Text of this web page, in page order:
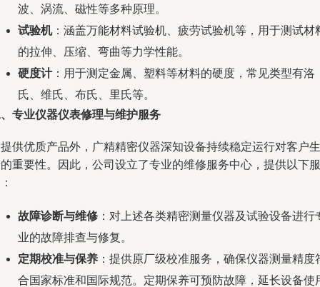
波、涡流、磁性等多种原理。
试验机：涵盖万能材料试验机、疲劳试验机等，用于测试材
的拉伸、压缩、弯曲等力学性能。
硬度计：用于测定金属、塑料等材料的硬度，常见类型有洛
氏、维氏、布氏、里氏等。
专业仪器仪表修理与维护服务
供优质产品外，广精精密仪器深知设备持续稳定运行对客户生
重要性。因此，公司设立了专业的维修服务中心，提供以下服
故障诊断与维修 ：对上述各类精密测量仪器及试验设备进行
业的故障排查与修复。
定期校准与保养 ：提供原厂级校准服务，确保仪器测量精度
合国家标准和国际规范。定期保养可预防故障，延长设备使